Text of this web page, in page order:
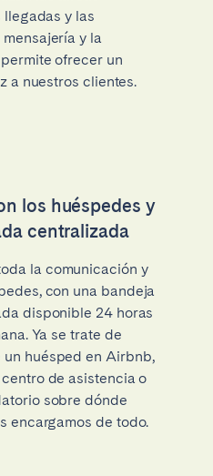
y las
y la
ofrecer un
a nuestros clientes.
los huéspedes y
centralizada
la comunicación y
con una bandeja
disponible 24 horas
Ya se trate de
un huésped en Airbnb,
de asistencia o
sobre dónde
encargamos de todo.